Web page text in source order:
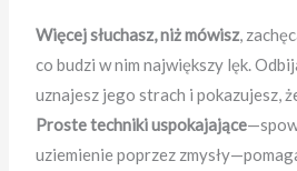
Więcej słuchasz, niż mówisz,
co budzi w nim największy lęk.
uznajesz jego strach i pokazujesz,
Proste techniki uspokajające
uziemienie poprzez